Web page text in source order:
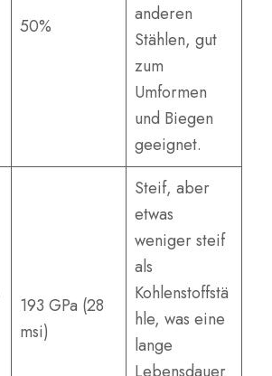
50%
anderen
Stählen, gut
zum
Umformen
und Biegen
geeignet.
193 GPa (28
msi)
Steif, aber
etwas
weniger steif
als
Kohlenstoffstä
hle, was eine
lange
Lebensdauer